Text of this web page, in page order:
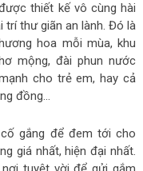
thiết kế vô cùng hài
trí thư giãn an lành. Đó là
hoa mỗi mùa, khu
mộng, đài phun nước
cho trẻ em, hay cả
đồng…
gắng để đem tới cho
giá nhất, hiện đại nhất.